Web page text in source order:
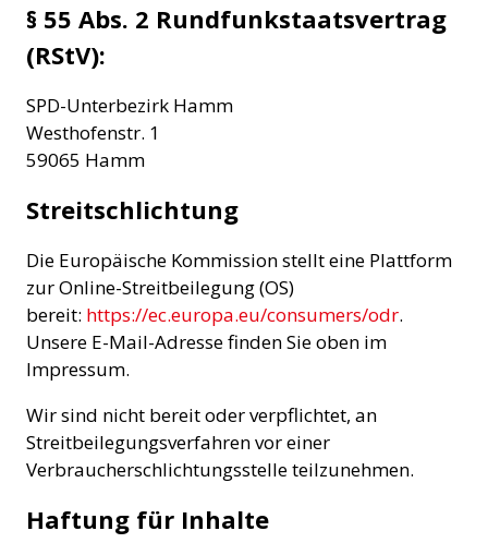
§ 55 Abs. 2 Rundfunkstaatsvertrag
(RStV):
SPD-Unterbezirk Hamm
Westhofenstr. 1
59065 Hamm
Streitschlichtung
Die Europäische Kommission stellt eine Plattform
zur Online-Streitbeilegung (OS)
bereit: https://ec.europa.eu/consumers/odr.
Unsere E-Mail-Adresse finden Sie oben im
Impressum.
Wir sind nicht bereit oder verpflichtet, an
Streitbeilegungsverfahren vor einer
Verbraucherschlichtungsstelle teilzunehmen.
Haftung für Inhalte